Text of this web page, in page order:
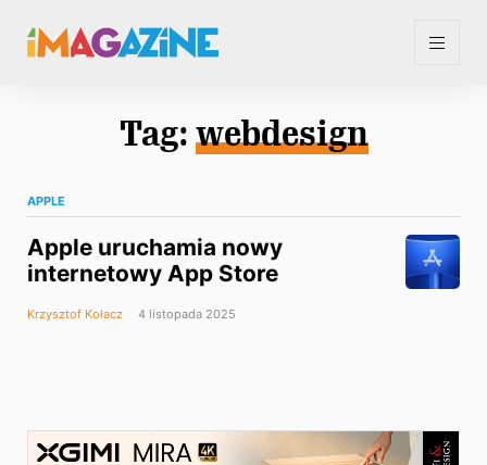
Tag: webdesign
APPLE
Apple uruchamia nowy
internetowy App Store
Krzysztof Kołacz 4 listopada 2025